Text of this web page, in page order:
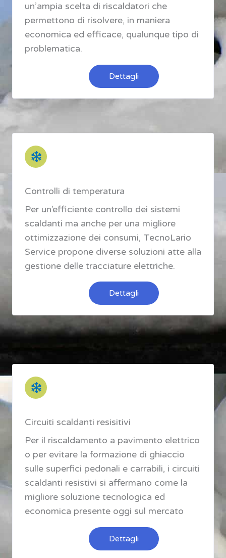
un’ampia scelta di riscaldatori che
permettono di risolvere, in maniera
economica ed efficace, qualunque tipo di
problematica.
Dettagli
Controlli di temperatura
Per un’efficiente controllo dei sistemi
scaldanti ma anche per una migliore
ottimizzazione dei consumi, TecnoLario
Service propone diverse soluzioni atte alla
gestione delle tracciature elettriche.
Dettagli
Circuiti scaldanti resisitivi
Per il riscaldamento a pavimento elettrico
o per evitare la formazione di ghiaccio
sulle superfici pedonali e carrabili, i circuiti
scaldanti resistivi si affermano come la
migliore soluzione tecnologica ed
economica presente oggi sul mercato
Dettagli